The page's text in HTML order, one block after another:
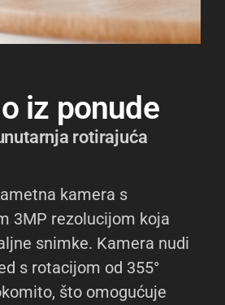
iz ponude
rotirajuća
kamera s
3MP rezolucijom koja
snimke. Kamera nudi
s rotacijom od 355°
što omogućuje